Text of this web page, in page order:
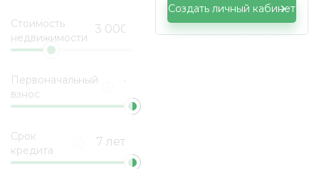
Стоимость
недвижимости
Первоначальный
взнос
Срок
кредита
Создать личный кабинет